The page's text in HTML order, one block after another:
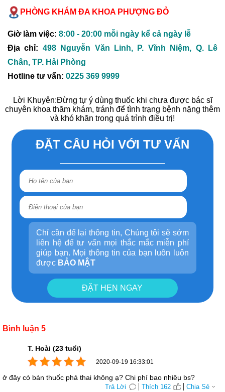
PHÒNG KHÁM ĐA KHOA PHƯỢNG ĐỎ
Giờ làm việc: 8:00 - 20:00 mỗi ngày kể cả ngày lễ
Địa chỉ: 498 Nguyễn Văn Linh, P. Vĩnh Niệm, Q. Lê
Chân, TP. Hải Phòng
Hotline tư vấn: 0225 369 9999
Lời Khuyên:Đừng tự ý dùng thuốc khi chưa được bác sĩ
chuyên khoa thăm khám, tránh để tình trạng bệnh nặng thêm
và khó khăn trong quá trình điều trị!
ĐẶT CÂU HỎI VỚI TƯ VẤN
Chỉ cần để lại thông tin, Chúng tôi sẽ sớm
liên hệ để tư vấn mọi thắc mắc miễn phí
giúp bạn. Mọi thông tin của bạn luôn luôn
được BẢO MẬT
ĐẶT HẸN NGAY
Bình luận 5
T. Hoài (23 tuổi)
2020-09-19 16:33:01
ở đây có bán thuốc phá thai không ạ? Chi phí bao nhiêu bs?
Trả Lời Thích 162 Chia Sẻ